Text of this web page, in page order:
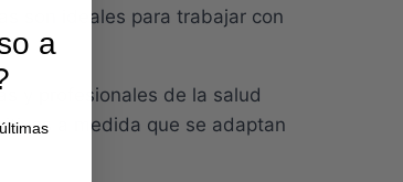
son ideales para trabajar con
y profesionales de la salud
a medida que se adaptan
a